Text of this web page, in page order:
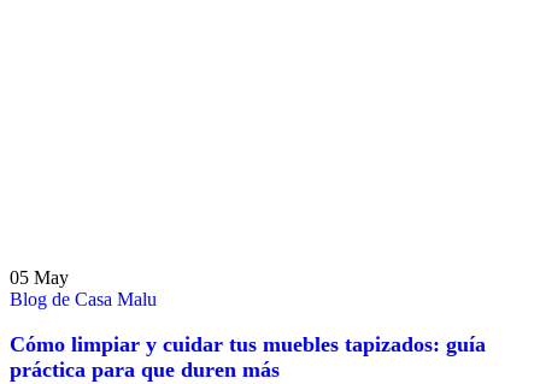
05 May
Blog de Casa Malu
Cómo limpiar y cuidar tus muebles tapizados: guía
práctica para que duren más